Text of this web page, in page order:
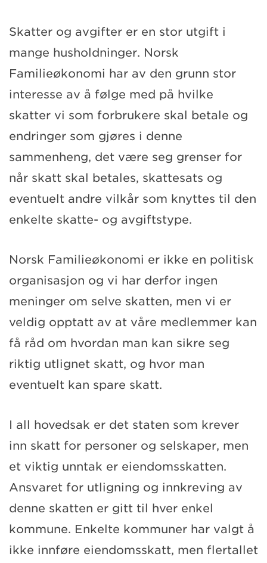
Skatter og avgifter er en stor utgift i
mange husholdninger. Norsk
Familieøkonomi har av den grunn stor
interesse av å følge med på hvilke
skatter vi som forbrukere skal betale og
endringer som gjøres i denne
sammenheng, det være seg grenser for
når skatt skal betales, skattesats og
eventuelt andre vilkår som knyttes til den
enkelte skatte- og avgiftstype.
Norsk Familieøkonomi er ikke en politisk
organisasjon og vi har derfor ingen
meninger om selve skatten, men vi er
veldig opptatt av at våre medlemmer kan
få råd om hvordan man kan sikre seg
riktig utlignet skatt, og hvor man
eventuelt kan spare skatt.
I all hovedsak er det staten som krever
inn skatt for personer og selskaper, men
et viktig unntak er eiendomsskatten.
Ansvaret for utligning og innkreving av
denne skatten er gitt til hver enkel
kommune. Enkelte kommuner har valgt å
ikke innføre eiendomsskatt, men flertallet